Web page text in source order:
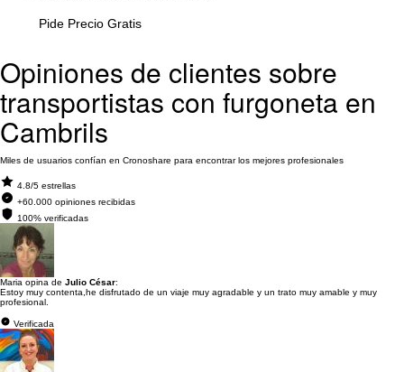
Pide Precio Gratis
Opiniones de clientes sobre
transportistas con furgoneta en
Cambrils
Miles de usuarios confían en Cronoshare para encontrar los mejores profesionales
4.8/5 estrellas
+60.000 opiniones recibidas
100% verificadas
Maria opina de Julio César:
Estoy muy contenta,he disfrutado de un viaje muy agradable y un trato muy amable y muy
profesional.
Verificada